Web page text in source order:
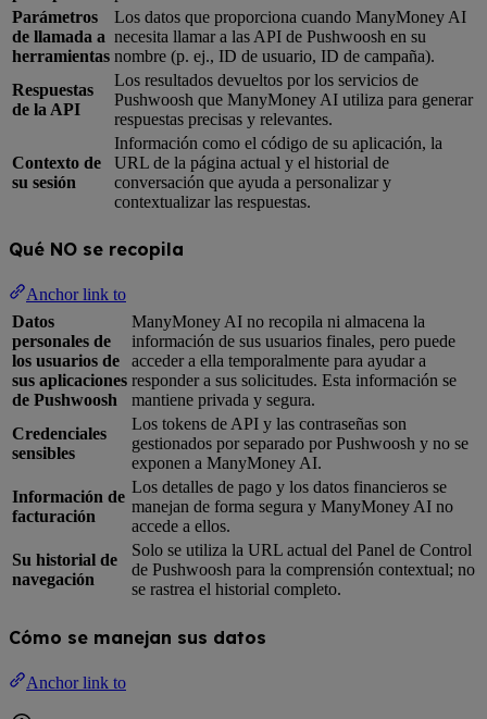
Parámetros
de llamada a
herramientas
Los datos que proporciona cuando ManyMoney AI
necesita llamar a las API de Pushwoosh en su
nombre (p. ej., ID de usuario, ID de campaña).
Respuestas
de la API
Los resultados devueltos por los servicios de
Pushwoosh que ManyMoney AI utiliza para generar
respuestas precisas y relevantes.
Contexto de
su sesión
Información como el código de su aplicación, la
URL de la página actual y el historial de
conversación que ayuda a personalizar y
contextualizar las respuestas.
Qué NO se recopila
Anchor link to
Datos
personales de
los usuarios de
sus aplicaciones
de Pushwoosh
ManyMoney AI no recopila ni almacena la
información de sus usuarios finales, pero puede
acceder a ella temporalmente para ayudar a
responder a sus solicitudes. Esta información se
mantiene privada y segura.
Credenciales
sensibles
Los tokens de API y las contraseñas son
gestionados por separado por Pushwoosh y no se
exponen a ManyMoney AI.
Información de
facturación
Los detalles de pago y los datos financieros se
manejan de forma segura y ManyMoney AI no
accede a ellos.
Su historial de
navegación
Solo se utiliza la URL actual del Panel de Control
de Pushwoosh para la comprensión contextual; no
se rastrea el historial completo.
Cómo se manejan sus datos
Anchor link to